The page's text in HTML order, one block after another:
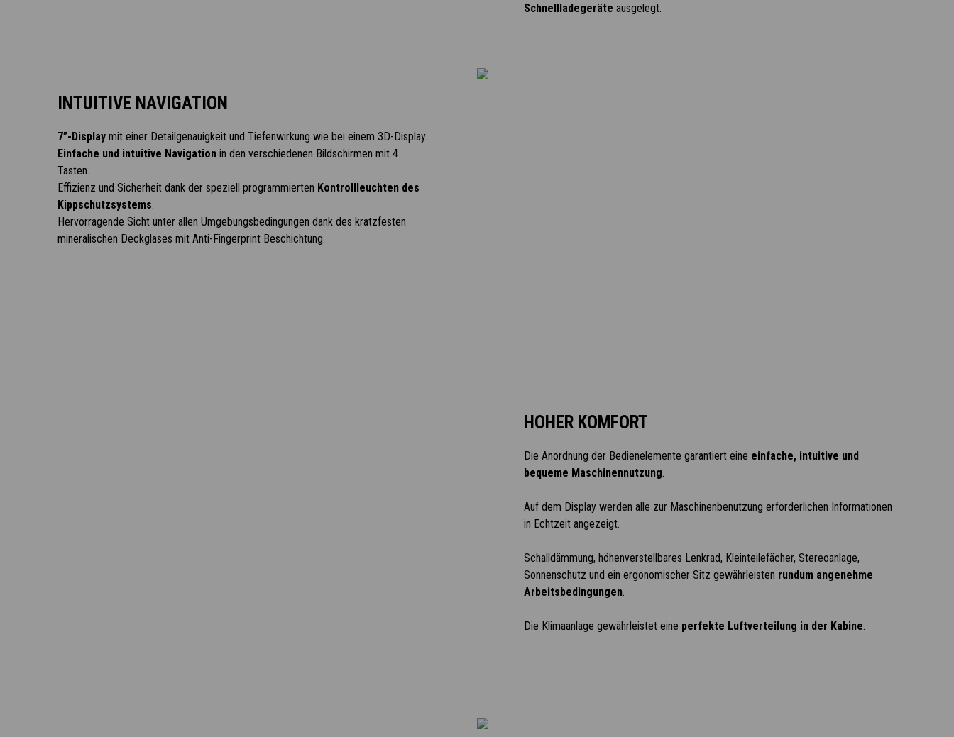
Schnellladegeräte ausgelegt.
INTUITIVE NAVIGATION
7”-Displaymit einer Detailgenauigkeit und Tiefenwirkung wie bei einem 3D-Display.
Einfache und intuitive Navigationin den verschiedenen Bildschirmen mit 4
Tasten.
Effizienz und Sicherheit dank der speziell programmierten Kontrollleuchten des
Kippschutzsystems.
Hervorragende Sicht unter allen Umgebungsbedingungen dank des kratzfesten
mineralischen Deckglases mit Anti-Fingerprint Beschichtung.
HOHER KOMFORT
Die Anordnung der Bedienelemente garantiert eine einfache, intuitive und
bequeme Maschinennutzung.
Auf dem Display werden alle zur Maschinenbenutzung erforderlichen Informationen
in Echtzeit angezeigt.
Schalldämmung, höhenverstellbares Lenkrad, Kleinteilefächer, Stereoanlage,
Sonnenschutz und ein ergonomischer Sitz gewährleisten rundum angenehme
Arbeitsbedingungen.
Die Klimaanlage gewährleistet eine perfekte Luftverteilung in der Kabine.